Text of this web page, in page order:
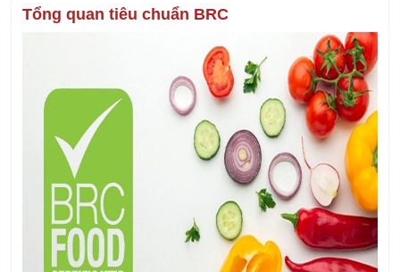
Tổng quan tiêu chuẩn BRC